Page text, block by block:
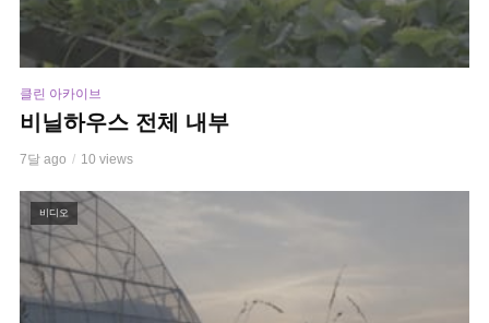
클린 아카이브
비닐하우스 전체 내부
7달 ago 10 views
비디오